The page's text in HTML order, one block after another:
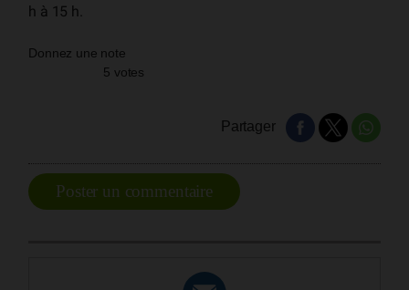
h à 15 h.
Donnez une note
5 votes
Partager
Poster un commentaire